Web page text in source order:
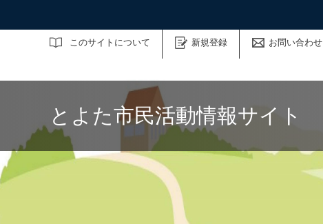
このサイトについて 新規登録 お問い合わせ
サイト内検索
とよた市民活動情報サイト